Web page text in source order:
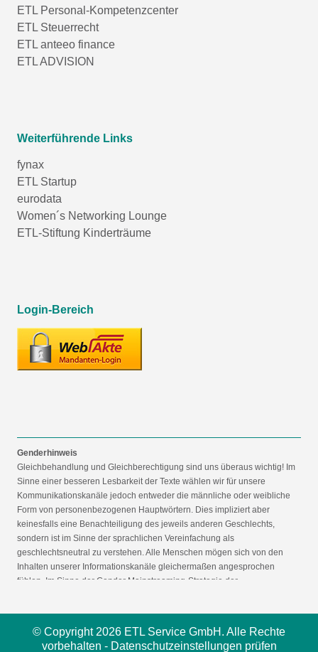
ETL Personal-Kompetenzcenter
ETL Steuerrecht
ETL anteeo finance
ETL ADVISION
Weiterführende Links
fynax
ETL Startup
eurodata
Women´s Networking Lounge
ETL-Stiftung Kinderträume
Login-Bereich
Genderhinweis
Gleichbehandlung und Gleichberechtigung sind uns überaus wichtig! Im
Sinne einer besseren Lesbarkeit der Texte wählen wir für unsere
Kommunikationskanäle jedoch entweder die männliche oder weibliche
Form von personenbezogenen Hauptwörtern. Dies impliziert aber
keinesfalls eine Benachteiligung des jeweils anderen Geschlechts,
sondern ist im Sinne der sprachlichen Vereinfachung als
geschlechtsneutral zu verstehen. Alle Menschen mögen sich von den
Inhalten unserer Informationskanäle gleichermaßen angesprochen
fühlen. Im Sinne der Gender Mainstreaming-Strategie der
© Copyright 2026 ETL Service GmbH. Alle Rechte
vorbehalten - Datenschutzeinstellungen prüfen